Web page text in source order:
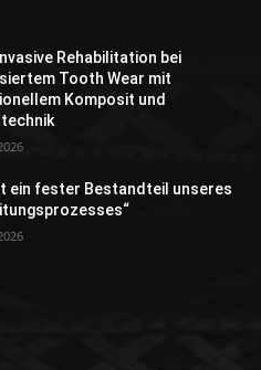
Rehabilitation bei
Tooth Wear mit
Komposit und
ein fester Bestandteil unseres